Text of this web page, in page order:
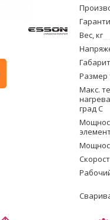
Вес, кг
Размер
Макс.
град С